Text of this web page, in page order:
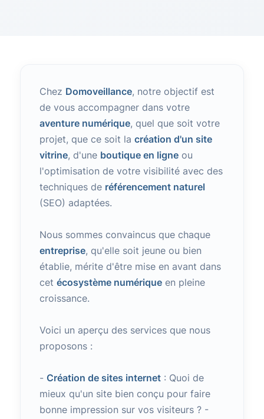
Chez Domoveillance, notre objectif est
de vous accompagner dans votre
aventure numérique, quel que soit votre
projet, que ce soit la création d'un site
vitrine, d'une boutique en ligneou
l'optimisation de votre visibilité avec des
techniques de référencement naturel
(SEO) adaptées.
Nous sommes convaincus que chaque
entreprise, qu'elle soit jeune ou bien
établie, mérite d'être mise en avant dans
cet écosystème numériqueen pleine
croissance.
Voici un aperçu des services que nous
proposons :
- Création de sites internet: Quoi de
mieux qu'un site bien conçu pour faire
bonne impression sur vos visiteurs ? -